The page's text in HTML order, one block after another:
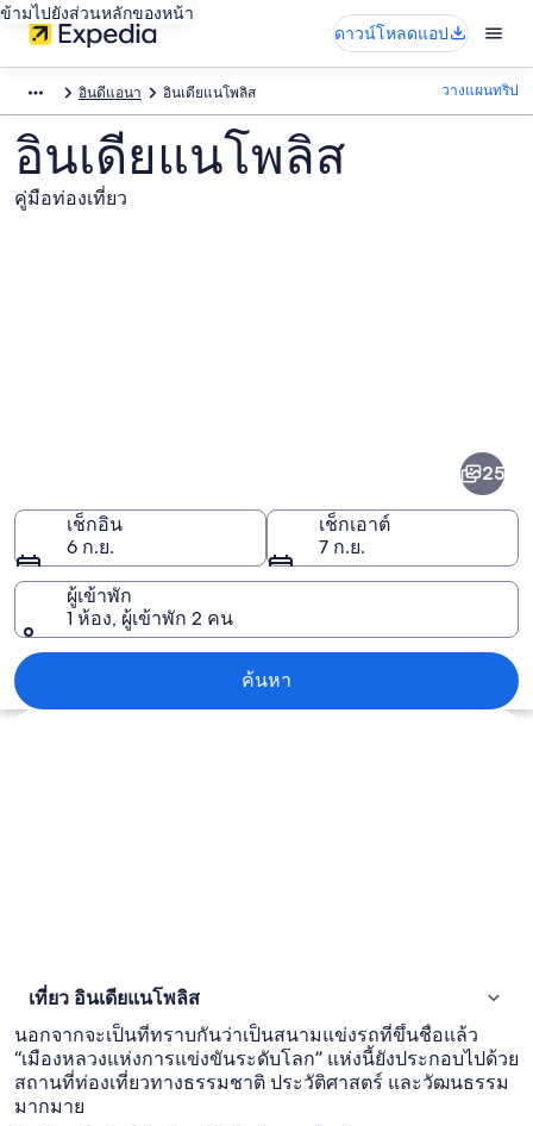
ข้ามไปยังส่วนหลักของหน้า
ดาวน์โหลดแอป
อินดีแอนา อินเดียแนโพลิส วางแผนทริป
อินเดียแนโพลิส
คู่มือท่องเที่ยว
25
เช็กอิน
6 ก.ย.
เช็กเอาต์
7 ก.ย.
ผู้เข้าพัก
1 ห้อง, ผู้เข้าพัก 2 คน
ค้นหา
สำรวจแผนที่
เที่ยว อินเดียแนโพลิส
นอกจากจะเป็นที่ทราบกันว่าเป็นสนามแข่งรถที่ขึ้นชื่อแล้ว
“เมืองหลวงแห่งการแข่งขันระดับโลก” แห่งนี้ยังประกอบไปด้วย
สถานที่ท่องเที่ยวทางธรรมชาติ ประวัติศาสตร์ และวัฒนธรรม
มากมาย